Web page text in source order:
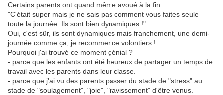
Certains parents ont quand même avoué à la fin :
"C'était super mais je ne sais pas comment vous faites seule
toute la journée. Ils sont bien dynamiques !"
Oui, c'est sûr, ils sont dynamiques mais franchement, une demi-
journée comme ça, je recommence volontiers !
Pourquoi j'ai trouvé ce moment génial ?
- parce que les enfants ont été heureux de partager un temps de
travail avec les parents dans leur classe.
- parce que j'ai vu des parents passer du stade de "stress" au
stade de "soulagement", "joie", "ravissement" d'être venus.